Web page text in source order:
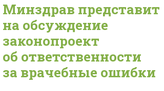
Минздрав представит
на обсуждение
законопроект
об ответственности
за врачебные ошибки